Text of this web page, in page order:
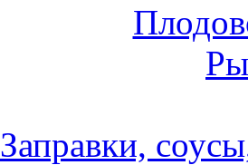
Заправки,